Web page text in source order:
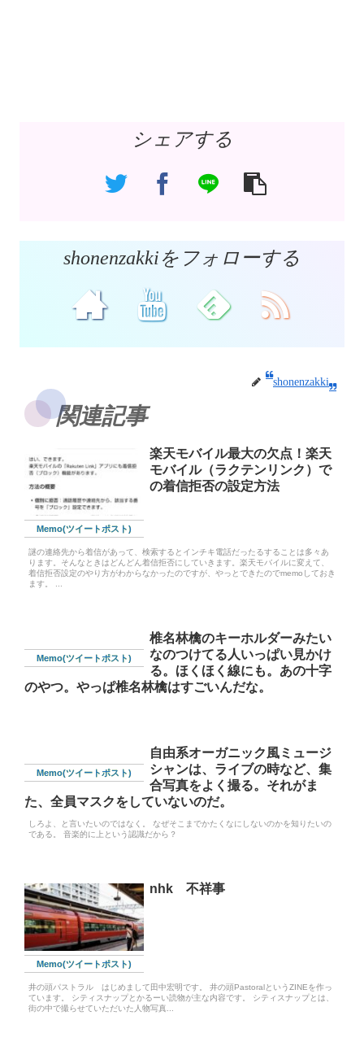
シェアする
shonenzakkiをフォローする
shonenzakki
関連記事
Memo(ツイートポスト)
楽天モバイル最大の欠点！楽天
モバイル（ラクテンリンク）で
の着信拒否の設定方法
謎の連絡先から着信があって、検索するとインチキ電話だったるすることは多々あ
ります。そんなときはどんどん着信拒否にしていきます。楽天モバイルに変えて、
着信拒否設定のやり方がわからなかったのですが、やっとできたのでmemoしておき
ます。 ...
Memo(ツイートポスト)
椎名林檎のキーホルダーみたい
なのつけてる人いっぱい見かけ
る。ほくほく線にも。あの十字
のやつ。やっぱ椎名林檎はすごいんだな。
Memo(ツイートポスト)
自由系オーガニック風ミュージ
シャンは、ライブの時など、集
合写真をよく撮る。それがま
た、全員マスクをしていないのだ。
しろよ、と言いたいのではなく。 なぜそこまでかたくなにしないのかを知りたいの
である。 音楽的に上という認識だから？
Memo(ツイートポスト)
nhk 不祥事
井の頭パストラル はじめまして田中宏明です。 井の頭PastoralというZINEを作っ
ています。 シティスナップとかるーい読物が主な内容です。 シティスナップとは、
街の中で撮らせていただいた人物写真...